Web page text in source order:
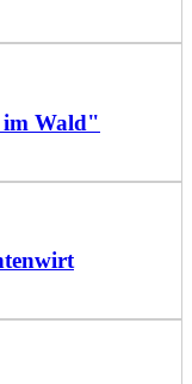
im Wald"